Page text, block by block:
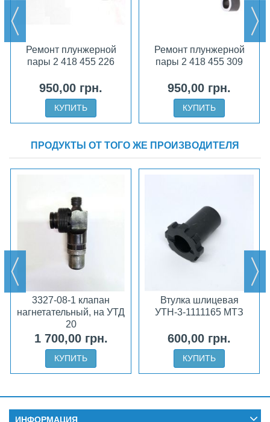
Ремонт плунжерной
пары 2 418 455 226
950,00 грн.
КУПИТЬ
Ремонт плунжерной
пары 2 418 455 309
950,00 грн.
КУПИТЬ
ПРОДУКТЫ ОТ ТОГО ЖЕ ПРОИЗВОДИТЕЛЯ
3327-08-1 клапан
нагнетательный, на УТД
20
1 700,00 грн.
КУПИТЬ
Втулка шлицевая
УТН-3-1111165 МТЗ
600,00 грн.
КУПИТЬ
ИНФОРМАЦИЯ